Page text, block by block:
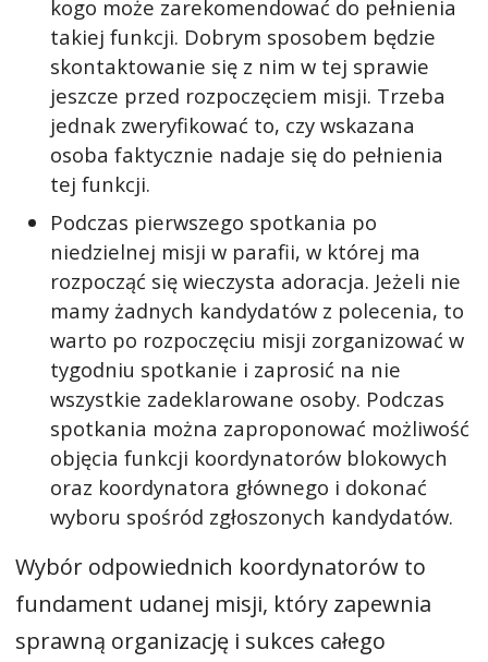
kogo może zarekomendować do pełnienia
takiej funkcji. Dobrym sposobem będzie
skontaktowanie się z nim w tej sprawie
jeszcze przed rozpoczęciem misji. Trzeba
jednak zweryfikować to, czy wskazana
osoba faktycznie nadaje się do pełnienia
tej funkcji.
Podczas pierwszego spotkania po
niedzielnej misji w parafii, w której ma
rozpocząć się wieczysta adoracja. Jeżeli nie
mamy żadnych kandydatów z polecenia, to
warto po rozpoczęciu misji zorganizować w
tygodniu spotkanie i zaprosić na nie
wszystkie zadeklarowane osoby. Podczas
spotkania można zaproponować możliwość
objęcia funkcji koordynatorów blokowych
oraz koordynatora głównego i dokonać
wyboru spośród zgłoszonych kandydatów.
Wybór odpowiednich koordynatorów to
fundament udanej misji, który zapewnia
sprawną organizację i sukces całego